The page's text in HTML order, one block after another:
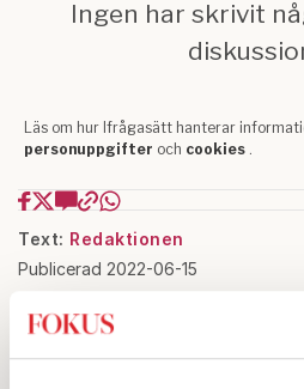
Text: Redaktionen
Publicerad 2022-06-15
Ingår i nummer 2022-24